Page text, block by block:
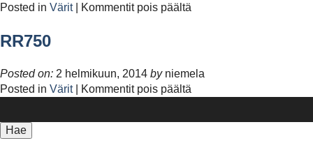
Posted in Värit| Kommentit pois päältä
RR750
Posted on: 2 helmikuun, 2014 by niemela
Posted in Värit| Kommentit pois päältä